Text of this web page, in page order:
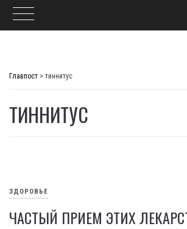
Главпост > тиннитус
ТИННИТУС
ЗДОРОВЬЕ
ЧАСТЫЙ ПРИЕМ ЭТИХ